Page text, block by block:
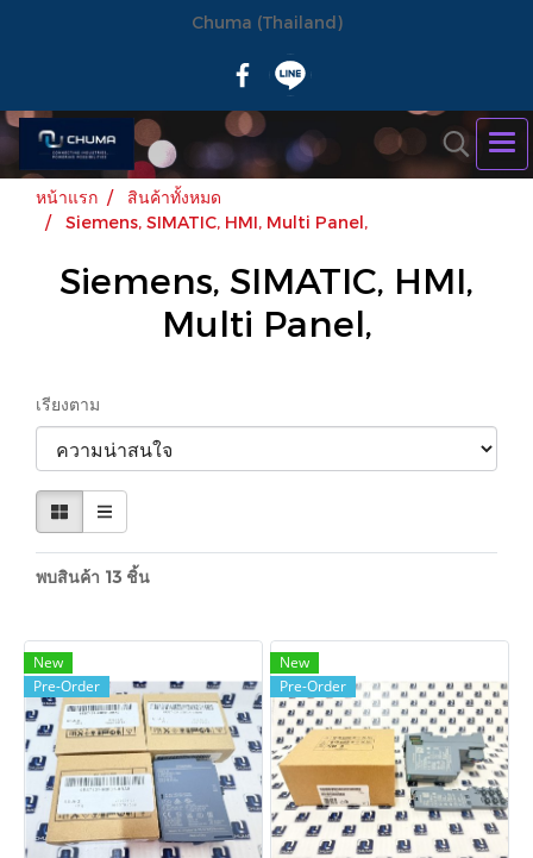
Chuma (Thailand)
หน้าแรก
สินค้าทั้งหมด
Siemens, SIMATIC, HMI, Multi Panel,
Siemens, SIMATIC, HMI,
Multi Panel,
เรียงตาม
พบสินค้า 13 ชิ้น
New
Pre-Order
New
Pre-Order